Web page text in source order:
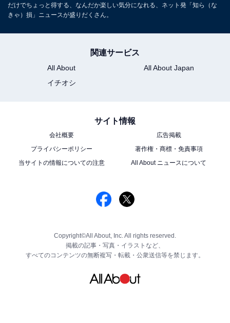
だけでちょっと得する、なんだか楽しい気分になれる、ネット発「知ら（な
きゃ）損」ニュースが盛りだくさん。
関連サービス
All About
All About Japan
イチオシ
サイト情報
会社概要
広告掲載
プライバシーポリシー
著作権・商標・免責事項
当サイトの情報についての注意
All About ニュースについて
Copyright©All About, Inc. All rights reserved.
掲載の記事・写真・イラストなど、
すべてのコンテンツの無断複写・転載・公衆送信等を禁じます。